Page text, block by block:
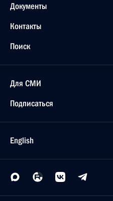
Совместное заседание
физической культуры и
совета Оргкомитета
19 июля 2018 года,
совещательных и
19 июля 2018 года, 18:00